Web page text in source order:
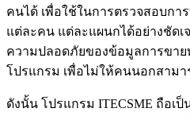
คนได้ เพื่อใช้ในการตรวจสอบก
แต่ละคน แต่ละแผนกได้อย่างชัดเ
ความปลอดภัยของข้อมูลการขา
โปรแกรม เพื่อไม่ให้คนนอกสามา
ดังนั้น โปรแกรม ITECSME ถือเ